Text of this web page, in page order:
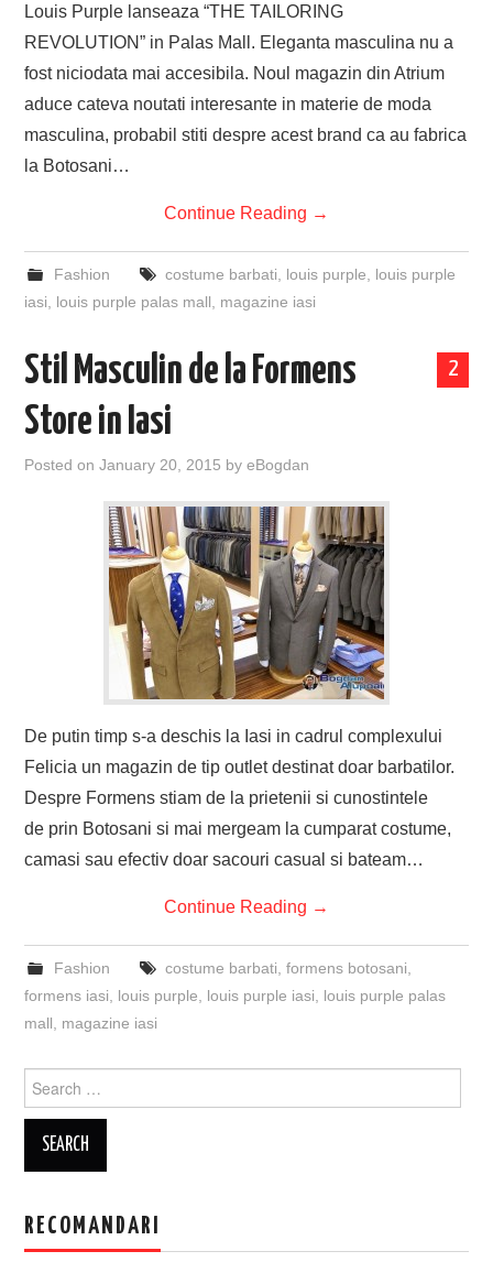
Louis Purple lanseaza “THE TAILORING
REVOLUTION” in Palas Mall. Eleganta masculina nu a
fost niciodata mai accesibila. Noul magazin din Atrium
aduce cateva noutati interesante in materie de moda
masculina, probabil stiti despre acest brand ca au fabrica
la Botosani…
Continue Reading →
Fashion costume barbati louis purple
louis purple
iasi
louis purple palas mall magazine iasi
2
Stil Masculin de la Formens
Store in Iasi
Posted onJanuary 20, 2015 byeBogdan
De putin timp s-a deschis la Iasi in cadrul complexului
Felicia un magazin de tip outlet destinat doar barbatilor.
Despre Formens stiam de la prietenii si cunostintele
de prin Botosani si mai mergeam la cumparat costume,
camasi sau efectiv doar sacouri casual si bateam…
Continue Reading →
Fashion costume barbati formens botosani
formens iasi
louis purple louis purple iasi
louis purple palas
mall
magazine iasi
for:
RECOMANDARI